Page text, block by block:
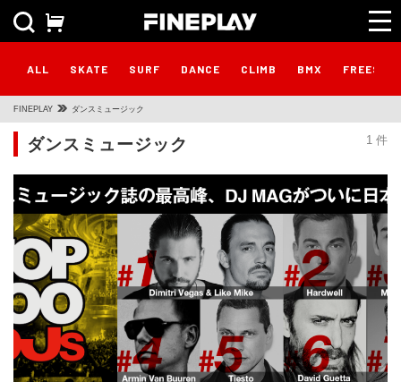
ALL SKATE SURF DANCE CLIMB BMX
FINEPLAY ダンスミュージック
1 件
ダンスミュージック